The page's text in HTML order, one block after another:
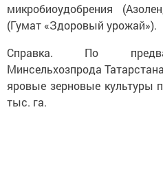
микробиоудобрения
(Гумат «Здоровый урожай»).
Справка. По
Минсельхозпрода
яровые зерновые культуры
тыс. га.